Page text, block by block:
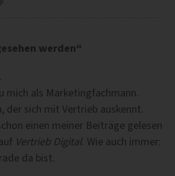
werden“
mich als Marketingfachmann.
der sich mit Vertrieb auskennt.
einen meiner Beiträge gelesen
Vertrieb Digital. Wie auch immer:
da bist.